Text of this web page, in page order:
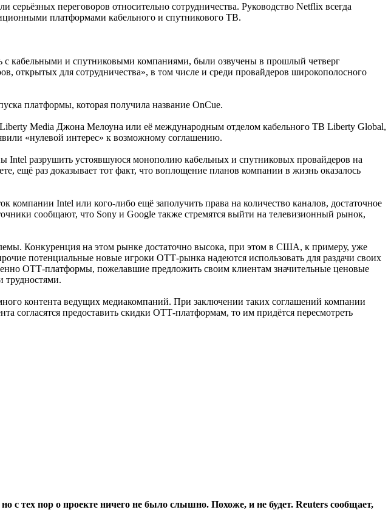
переговоров относительно сотрудничества. Руководство Netflix всегда
платформами кабельного и спутникового ТВ.
с кабельными и спутниковыми компаниями, были озвучены в прошлый четверг
открытых для сотрудничества», в том числе и среди провайдеров широкополосного
платформы, которая получила название OnCue.
Media Джона Мелоуна или её международным отделом кабельного ТВ Liberty Global,
«нулевой интерес» к возможному соглашению.
Intel разрушить устоявшуюся монополию кабельных и спутниковых провайдеров на
ещё раз доказывает тот факт, что воплощение планов компании в жизнь оказалось
Intel или кого-либо ещё заполучить права на количество каналов, достаточное
сообщают, что Sony и Google также стремятся выйти на телевизионный рынок,
Конкуренция на этом рынке достаточно высока, при этом в США, к примеру, уже
потенциальные новые игроки ОТТ-рынка надеются использовать для раздачи своих
ОТТ-платформы, пожелавшие предложить своим клиентам значительные ценовые
трудностями.
контента ведущих медиакомпаний. При заключении таких соглашений компании
согласятся предоставить скидки ОТТ-платформам, то им придётся пересмотреть
с тех пор о проекте ничего не было слышно. Похоже, и не будет. Reuters сообщает,